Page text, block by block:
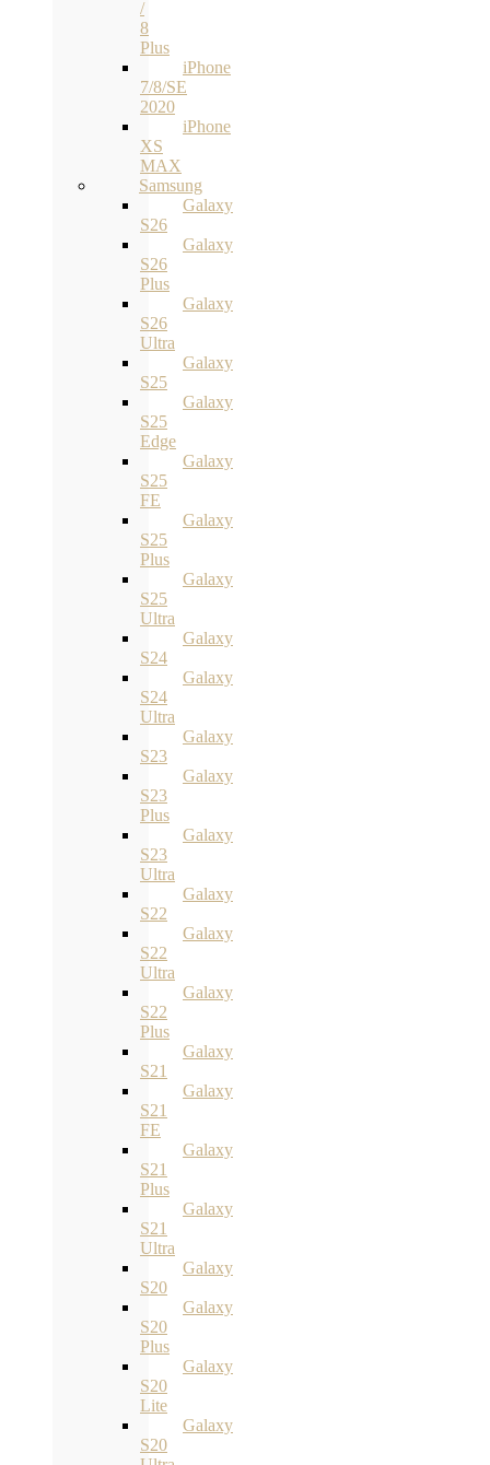
/
8
Plus
iPhone
7/8/SE
2020
iPhone
XS
MAX
Samsung
Galaxy
S26
Galaxy
S26
Plus
Galaxy
S26
Ultra
Galaxy
S25
Galaxy
S25
Edge
Galaxy
S25
FE
Galaxy
S25
Plus
Galaxy
S25
Ultra
Galaxy
S24
Galaxy
S24
Ultra
Galaxy
S23
Galaxy
S23
Plus
Galaxy
S23
Ultra
Galaxy
S22
Galaxy
S22
Ultra
Galaxy
S22
Plus
Galaxy
S21
Galaxy
S21
FE
Galaxy
S21
Plus
Galaxy
S21
Ultra
Galaxy
S20
Galaxy
S20
Plus
Galaxy
S20
Lite
Galaxy
S20